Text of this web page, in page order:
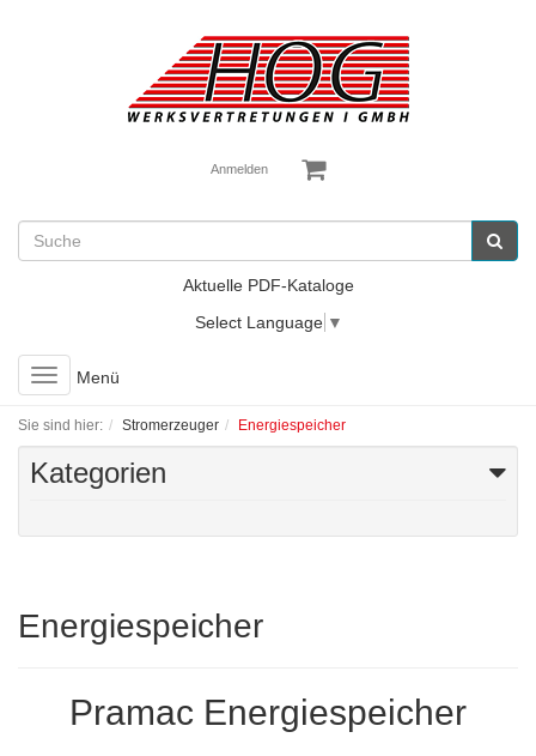
Anmelden
Aktuelle PDF-Kataloge
Select Language ▼
Toggle
navigation
Menü
Sie sind hier: Stromerzeuger Energiespeicher
Kategorien
Energiespeicher
Pramac Energiespeicher